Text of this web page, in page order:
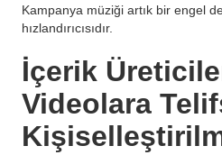
Kampanya müziği artık bir engel
hızlandırıcısıdır.
İçerik
Videolara